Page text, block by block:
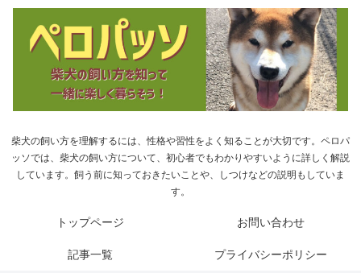
柴犬の飼い方を理解するには、性格や習性をよく知ることが大切です。ペロパ
ッソでは、柴犬の飼い方について、初心者でもわかりやすいように詳しく解説
しています。飼う前に知っておきたいことや、しつけなどの説明もしていま
す。
トップページ お問い合わせ
記事一覧 プライバシーポリシー